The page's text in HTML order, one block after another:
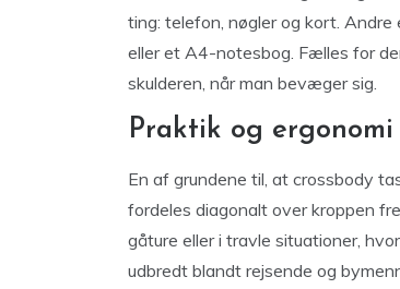
ting: telefon, nøgler og kort. Andre
eller et A4-notesbog. Fælles for
skulderen, når man bevæger sig.
Praktik og ergonomi
En af grundene til, at crossbody
fordeles diagonalt over kroppen
gåture eller i travle situationer,
udbredt blandt rejsende og